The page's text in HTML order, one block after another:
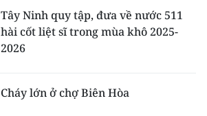
Tây Ninh quy tập, đưa về nước 511
hài cốt liệt sĩ trong mùa khô 2025-
2026
Cháy lớn ở chợ Biên Hòa